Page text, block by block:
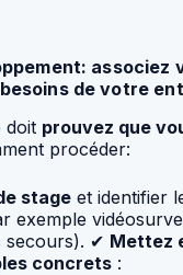
associez
de votre
doit prouvez que
procéder:
stage et identifier
exemple
secours). ✔ Mettez
concrets :